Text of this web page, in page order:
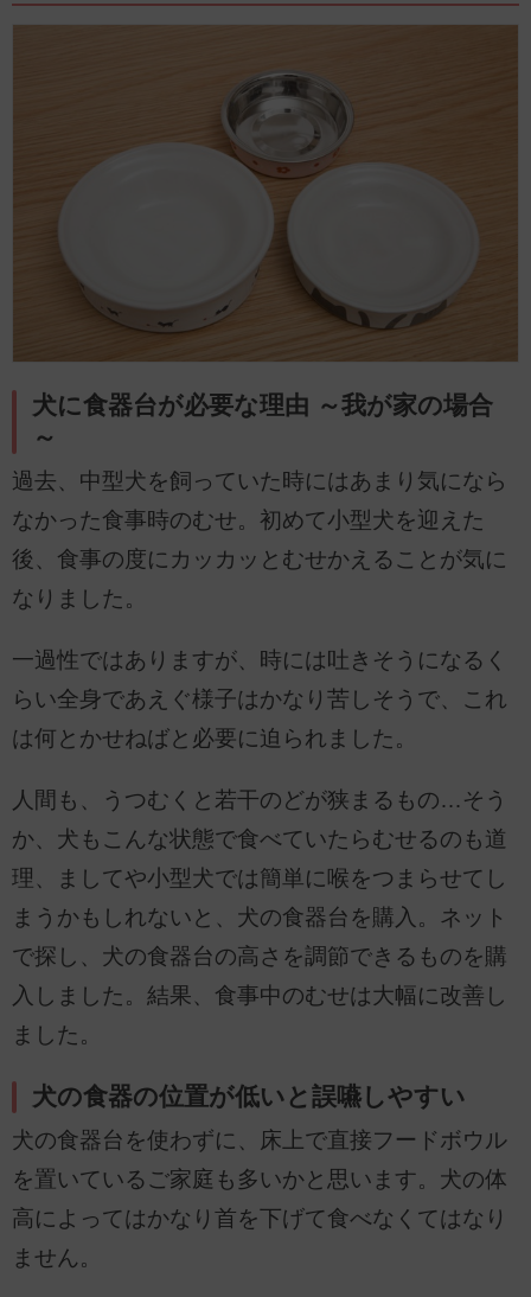
犬に食器台が必要な理由 ～我が家の場合
～
過去、中型犬を飼っていた時にはあまり気になら
なかった食事時のむせ。初めて小型犬を迎えた
後、食事の度にカッカッとむせかえることが気に
なりました。
一過性ではありますが、時には吐きそうになるく
らい全身であえぐ様子はかなり苦しそうで、これ
は何とかせねばと必要に迫られました。
人間も、うつむくと若干のどが狭まるもの…そう
か、犬もこんな状態で食べていたらむせるのも道
理、ましてや小型犬では簡単に喉をつまらせてし
まうかもしれないと、犬の食器台を購入。ネット
で探し、犬の食器台の高さを調節できるものを購
入しました。結果、食事中のむせは大幅に改善し
ました。
犬の食器の位置が低いと誤嚥しやすい
犬の食器台を使わずに、床上で直接フードボウル
を置いているご家庭も多いかと思います。犬の体
高によってはかなり首を下げて食べなくてはなり
ません。